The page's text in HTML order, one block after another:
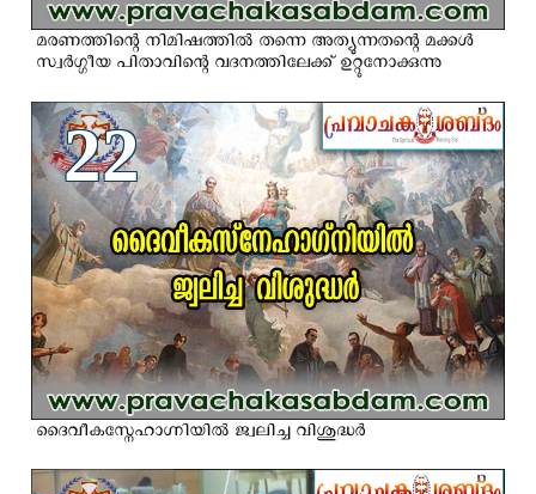
മരണത്തിന്റെ നിമിഷത്തിൽ തന്നെ അത്യുന്നതന്റെ മക്കള്‍
സ്വര്‍ഗ്ഗീയ പിതാവിന്റെ വദനത്തിലേക്ക്‌ ഉറ്റുനോക്കുന്നു
22
ദൈവീകസ്നേഹാഗ്നിയില്‍ ജ്വലിച്ച വിശുദ്ധര്‍